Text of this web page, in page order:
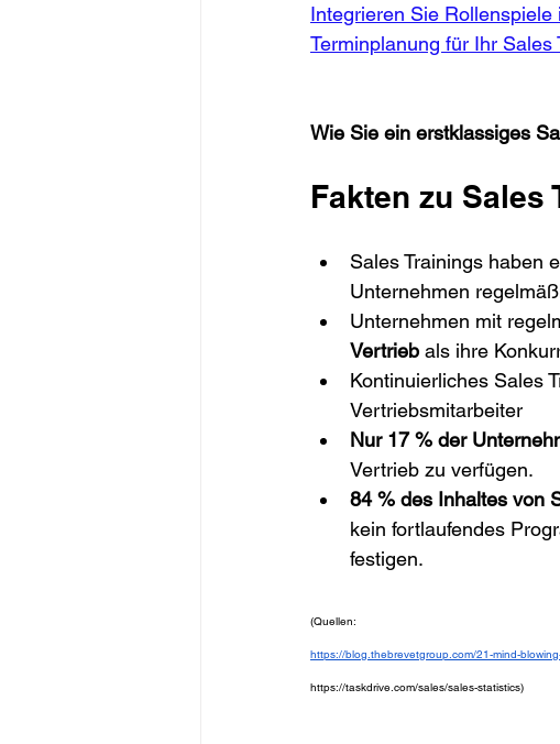
Integrieren Sie Rollenspiele
Terminplanung für Ihr Sales
Wie Sie ein erstklassiges
Fakten zu Sales
Sales Trainings haben
Unternehmen
Unternehmen mit
Vertrieb als ihre
Kontinuierliches Sales
Vertriebsmitarbeiter
Nur 17 % der
Vertrieb zu verfügen.
84 % des Inhaltes von
kein fortlaufendes
festigen.
(Quellen:
https://blog.thebrevetgroup.com/21-mind-
https://taskdrive.com/sales/sales-statistics)